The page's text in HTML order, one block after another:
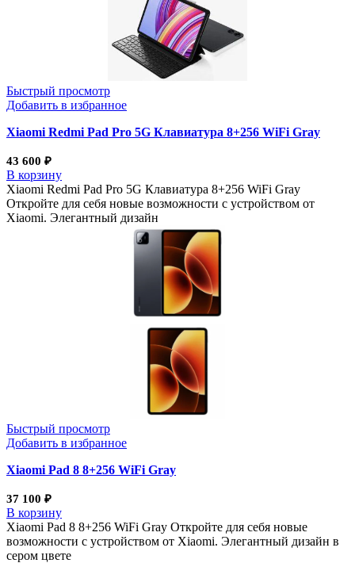
Быстрый просмотр
Добавить в избранное
Xiaomi Redmi Pad Pro 5G Клавиатура 8+256 WiFi Gray
43 600 ₽
В корзину
Xiaomi Redmi Pad Pro 5G Клавиатура 8+256 WiFi Gray
Откройте для себя новые возможности с устройством от
Xiaomi. Элегантный дизайн
Быстрый просмотр
Добавить в избранное
Xiaomi Pad 8 8+256 WiFi Gray
37 100 ₽
В корзину
Xiaomi Pad 8 8+256 WiFi Gray Откройте для себя новые
возможности с устройством от Xiaomi. Элегантный дизайн в
сером цвете